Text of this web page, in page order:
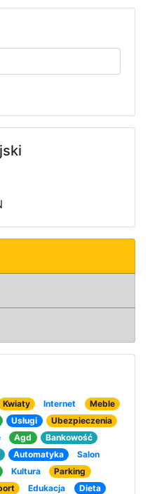
Kwiaty Internet
Meble
Usługi
Ubezpieczenia
Agd
Bankowość
Automatyka
Salon
Kultura
Parking
Edukacja
Dieta